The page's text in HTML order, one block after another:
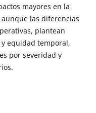
mayores en la
las diferencias
plantean
equidad temporal,
por severidad y